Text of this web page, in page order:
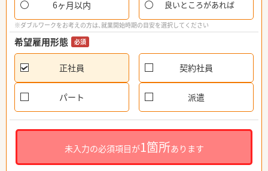
6ヶ月以内 良いところがあれば
※ダブルワークをお考えの方は、就業開始時期の目安を選択してください
希望雇用形態 必須
正社員 契約社員
パート 派遣
未入力の必須項目が1箇所あります